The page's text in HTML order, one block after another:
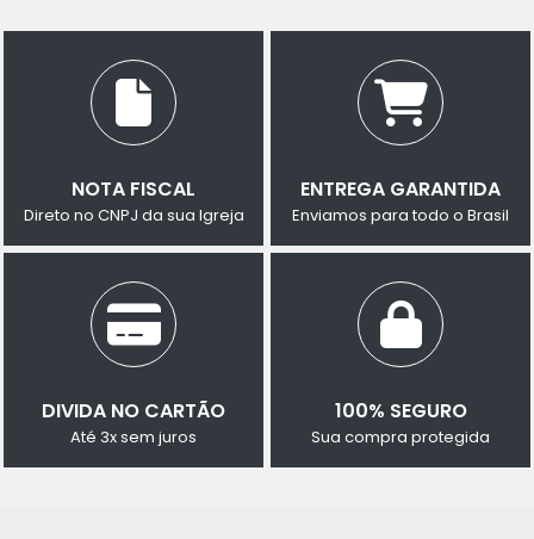
NOTA FISCAL
Direto no CNPJ da sua Igreja
ENTREGA GARANTIDA
Enviamos para todo o Brasil
DIVIDA NO CARTÃO
Até 3x sem juros
100% SEGURO
Sua compra protegida